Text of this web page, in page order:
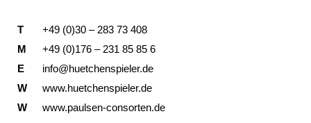
T
+49 (0)30 – 283 73 408
M
+49 (0)176 – 231 85 85 6
E
info@huetchenspieler.de
W
www.huetchenspieler.de
W
www.paulsen-consorten.de